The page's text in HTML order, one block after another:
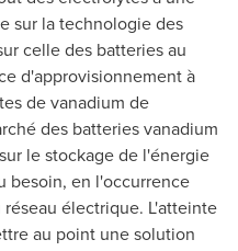
sur la technologie des
celle des batteries au
d'approvisionnement à
de vanadium de
des batteries vanadium
le stockage de l'énergie
besoin, en l'occurrence
électrique. L'atteinte
au point une solution